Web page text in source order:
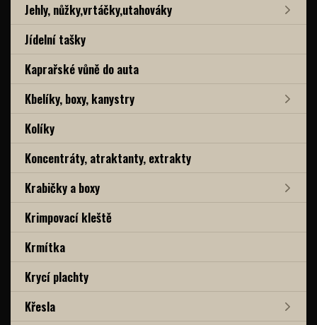
Jehly, nůžky,vrtáčky,utahováky
Jídelní tašky
Kaprařské vůně do auta
Kbelíky, boxy, kanystry
Kolíky
Koncentráty, atraktanty, extrakty
Krabičky a boxy
Krimpovací kleště
Krmítka
Krycí plachty
Křesla